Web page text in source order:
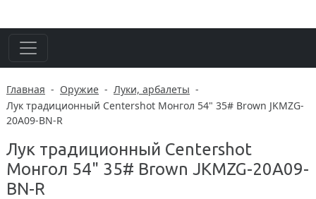
Главная - Оружие - Луки, арбалеты -
Лук традиционный Centershot Монгол 54" 35# Brown JKMZG-
20A09-BN-R
Лук традиционный Centershot
Монгол 54" 35# Brown JKMZG-20A09-
BN-R